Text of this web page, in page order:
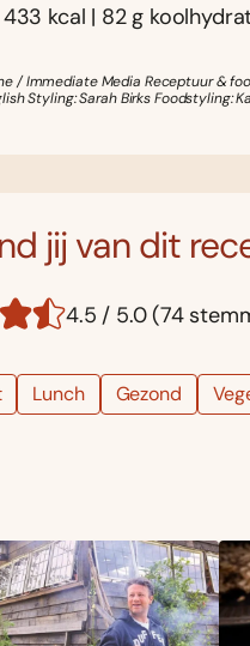
kcal | 82 g
/ Immediate Media Receptuur &
Styling: Sarah Birks Foodstyling:
jij van dit
4.5 / 5.0 (74
Lunch Gezond